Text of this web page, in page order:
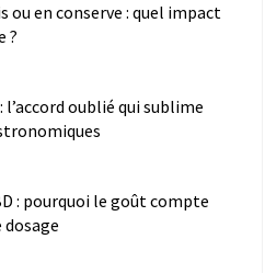
ou en conserve : quel impact
?
l’accord oublié qui sublime
: pourquoi le goût compte